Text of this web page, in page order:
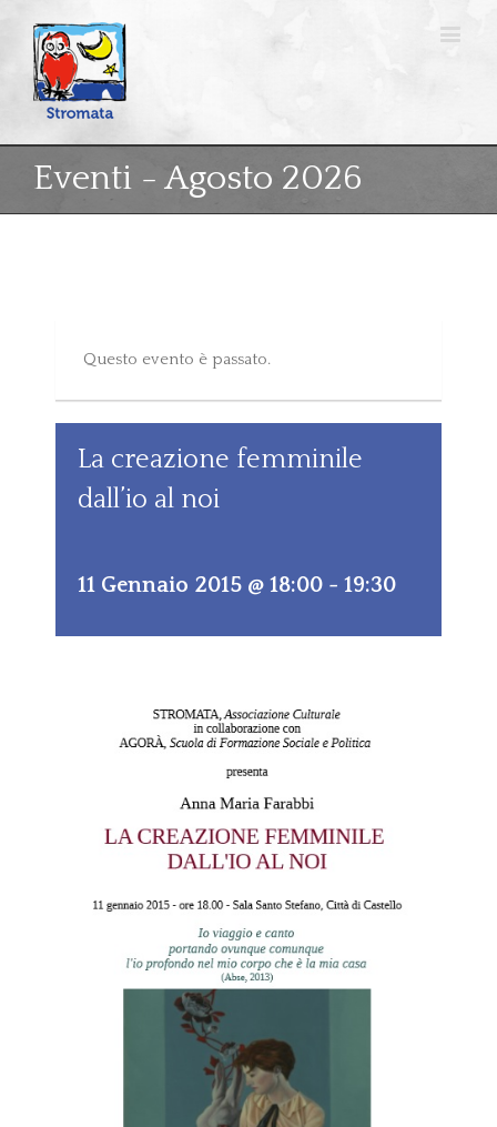
Eventi - Agosto 2026
Questo evento è passato.
La creazione femminile
dall’io al noi
11 Gennaio 2015 @ 18:00 - 19:30